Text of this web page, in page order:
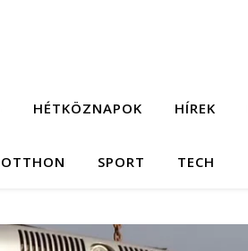
HÉTKÖZNAPOK HÍREK
OTTHON SPORT TECH